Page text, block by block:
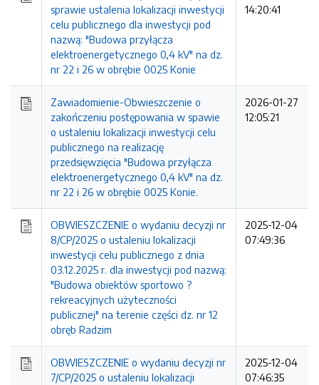
sprawie ustalenia lokalizacji inwestycji
celu publicznego dla inwestycji pod
nazwą: "Budowa przyłącza
elektroenergetycznego 0,4 kV" na dz.
nr 22 i 26 w obrębie 0025 Konie
14:20:41
Zawiadomienie-Obwieszczenie o
zakończeniu postępowania w spawie
o ustaleniu lokalizacji inwestycji celu
publicznego na realizację
przedsięwzięcia "Budowa przyłącza
elektroenergetycznego 0,4 kV" na dz.
nr 22 i 26 w obrębie 0025 Konie.
2026-01-27
12:05:21
OBWIESZCZENIE o wydaniu decyzji nr
8/CP/2025 o ustaleniu lokalizacji
inwestycji celu publicznego z dnia
03.12.2025 r. dla inwestycji pod nazwą:
"Budowa obiektów sportowo ?
rekreacyjnych użyteczności
publicznej" na terenie części dz. nr 12
obręb Radzim
2025-12-04
07:49:36
OBWIESZCZENIE o wydaniu decyzji nr
7/CP/2025 o ustaleniu lokalizacji
2025-12-04
07:46:35